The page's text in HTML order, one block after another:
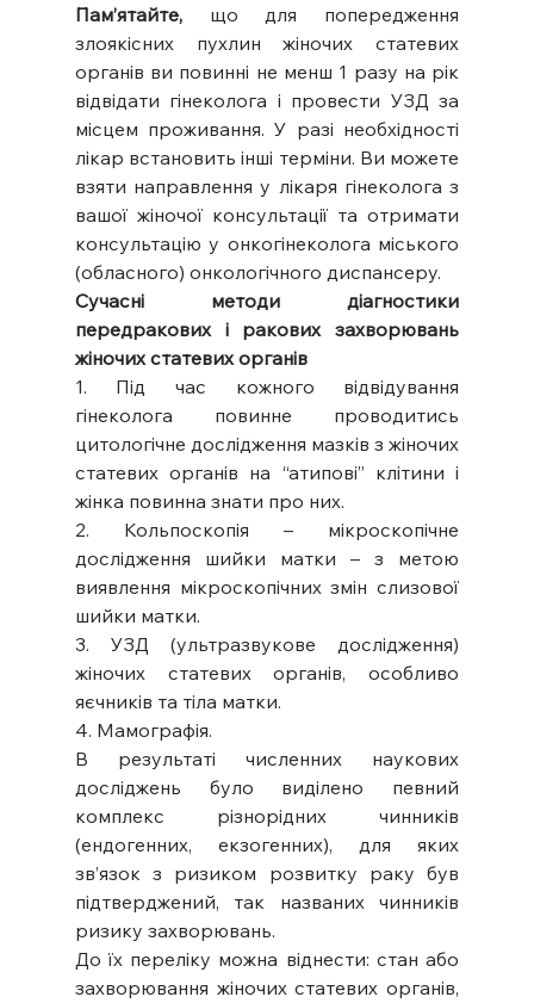
Пам’ятайте, що для попередження
злоякісних пухлин жіночих статевих
органів ви повинні не менш 1 разу на рік
відвідати гінеколога і провести УЗД за
місцем проживання. У разі необхідності
лікар встановить інші терміни. Ви можете
взяти направлення у лікаря гінеколога з
вашої жіночої консультації та отримати
консультацію у онкогінеколога міського
(обласного) онкологічного диспансеру.
Сучасні методи діагностики
передракових і ракових захворювань
жіночих статевих органів
1. Під час кожного відвідування
гінеколога повинне проводитись
цитологічне дослідження мазків з жіночих
статевих органів на “атипові” клітини і
жінка повинна знати про них.
2. Кольпоскопія – мікроскопічне
дослідження шийки матки – з метою
виявлення мікроскопічних змін слизової
шийки матки.
3. УЗД (ультразвукове дослідження)
жіночих статевих органів, особливо
яєчників та тіла матки.
4. Мамографія.
В результаті численних наукових
досліджень було виділено певний
комплекс різнорідних чинників
(ендогенних, екзогенних), для яких
зв’язок з ризиком розвитку раку був
підтверджений, так названих чинників
ризику захворювань.
До їх переліку можна віднести: стан або
захворювання жіночих статевих органів,